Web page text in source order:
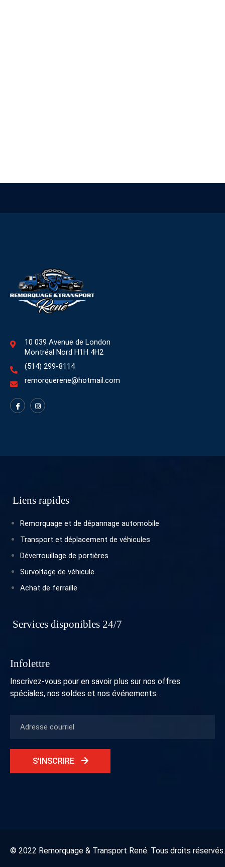
10 039 Avenue de London
Montréal Nord H1H 4H2
(514) 299-8114
remorquerene@hotmail.com
Liens rapides
Remorquage et de dépannage automobile
Transport et déplacement de véhicules
Déverrouillage de portières
Survoltage de véhicule
Achat de ferraille
Services disponibles 24/7
Infolettre
Inscrivez-vous pour en savoir plus sur nos offres
spéciales, nos soldes et nos événements.
S'INSCRIRE
© 2022 Remorquage & Transport René. Tous droits réservés.